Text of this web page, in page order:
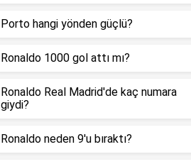
Porto hangi yönden güçlü?
Ronaldo 1000 gol attı mı?
Ronaldo Real Madrid'de kaç numara
giydi?
Ronaldo neden 9'u bıraktı?